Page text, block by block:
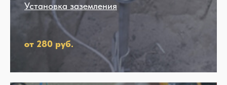
Установка заземления
от 280 руб.